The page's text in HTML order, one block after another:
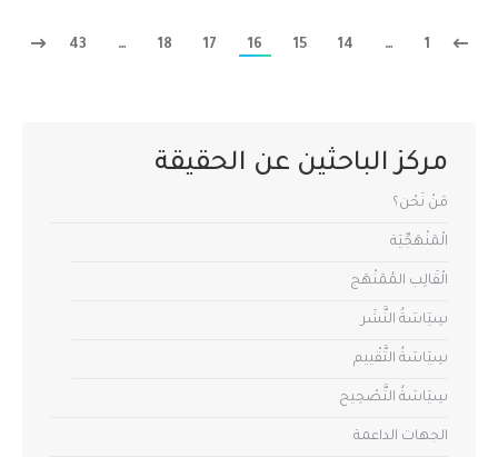
1
…
14
15
16
17
18
…
43
مركز الباحثين عن الحقيقة
مَنْ نَحْن؟
الْمَنْهَجِّيَة
الْقَالِب المُمَنْهَج
سِيَاسَةُ النَّشَر
سِيَاسَةُ التَّقْييم
سِيَاسَةُ التَّصْحِيح
الجهات الداعمة